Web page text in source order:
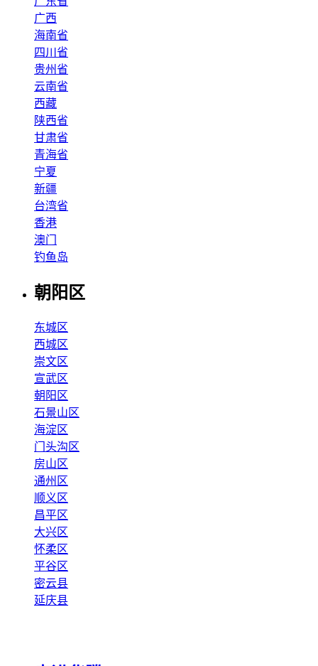
广西
海南省
四川省
贵州省
云南省
西藏
陕西省
甘肃省
青海省
宁夏
新疆
台湾省
香港
澳门
钓鱼岛
朝阳区
东城区
西城区
崇文区
宣武区
朝阳区
石景山区
海淀区
门头沟区
房山区
通州区
顺义区
昌平区
大兴区
怀柔区
平谷区
密云县
延庆县